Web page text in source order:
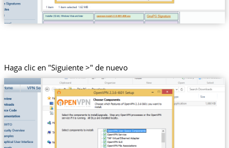
Haga clic en "Siguiente >" de nuevo